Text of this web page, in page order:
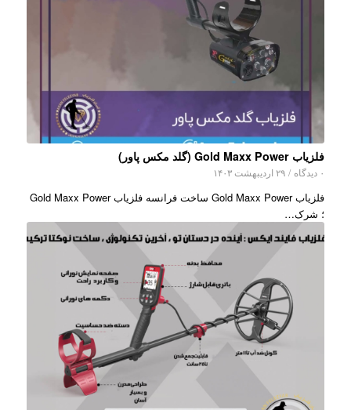
فلزیاب Gold Maxx Power (گلد مکس پاور)
۰ دیدگاه / ۲۹ اردیبهشت ۱۴۰۳
فلزیاب Gold Maxx Power ساخت فرانسه فلزیاب Gold Maxx Power
؛ شرک…